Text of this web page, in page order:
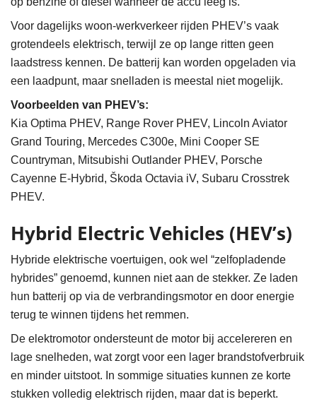
Voor dagelijks woon-werkverkeer rijden PHEV’s vaak
grotendeels elektrisch, terwijl ze op lange ritten geen
laadstress kennen. De batterij kan worden opgeladen via
een laadpunt, maar snelladen is meestal niet mogelijk.
Voorbeelden van PHEV’s:
Kia Optima PHEV, Range Rover PHEV, Lincoln Aviator
Grand Touring, Mercedes C300e, Mini Cooper SE
Countryman, Mitsubishi Outlander PHEV, Porsche
Cayenne E-Hybrid, Škoda Octavia iV, Subaru Crosstrek
PHEV.
Hybrid Electric Vehicles (HEV’s)
Hybride elektrische voertuigen, ook wel “zelfopladende
hybrides” genoemd, kunnen niet aan de stekker. Ze laden
hun batterij op via de verbrandingsmotor en door energie
terug te winnen tijdens het remmen.
De elektromotor ondersteunt de motor bij accelereren en
lage snelheden, wat zorgt voor een lager brandstofverbruik
en minder uitstoot. In sommige situaties kunnen ze korte
stukken volledig elektrisch rijden, maar dat is beperkt.